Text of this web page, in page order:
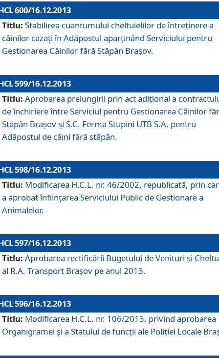
600/16.12.2013
Titlu: Stabilirea cuantumului cheltuielilor de întreţinere a
câinilor cazaţi în Adăpostul aparţinând Serviciului pentru
Gestionarea Câinilor fără Stăpân Braşov.
599/16.12.2013
Titlu: Aprobarea prelungirii prin act adiţional a
de închiriere între Serviciul pentru Gestionarea Câinilor
Stăpân Braşov şi S.C. Ferma Stupini UTB S.A. pentru
Adăpostul de câini fără stăpân.
598/16.12.2013
Titlu: Modificarea H.C.L. nr. 46/2002, republicată, prin
a aprobat înfiinţarea Serviciului Public de Gestionare a
Animalelor.
597/16.12.2013
Titlu: Aprobarea rectificării Bugetului de Venituri şi
al R.A. Transport Braşov pe anul 2013.
596/16.12.2013
Titlu: Modificarea H.C.L. nr. 106/2013, privind aprobarea
Organigramei şi a Statului de funcţii ale Poliţiei Locale